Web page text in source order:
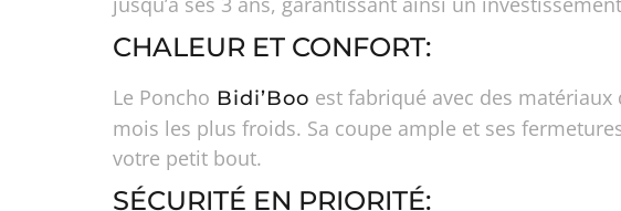
CHALEUR ET CONFORT:
Le Poncho Bidi’Boo est fabriqué avec des
mois les plus froids. Sa coupe ample et ses
votre petit bout.
SÉCURITÉ EN PRIORITÉ: